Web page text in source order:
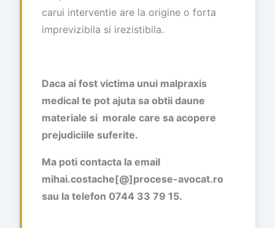
carui interventie are la origine o forta
imprevizibila si irezistibila.
Daca ai fost victima unui malpraxis
medical te pot ajuta sa obtii daune
materiale si morale care sa acopere
prejudiciile suferite.
Ma poti contacta la email
mihai.costache[@]procese-avocat.ro
sau la telefon 0744 33 79 15.